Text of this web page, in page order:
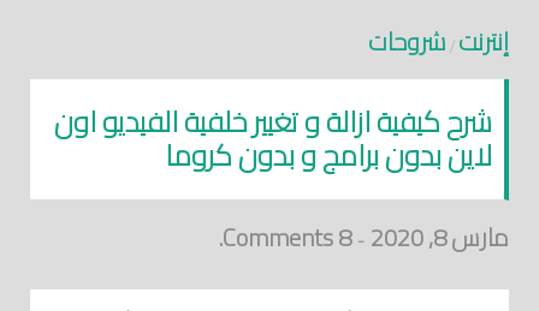
إنترنت / شروحات
شرح كيفية ازالة و تغيير خلفية الفيديو اون
لاين بدون برامج و بدون كروما
مارس 8, 2020 -
8 Comments.